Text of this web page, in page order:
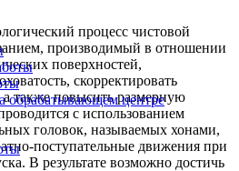
обрабатывающем центре
процесс чистовой
производимый в отношении
поверхностей,
скорректировать
также повысить размерную
с использованием
головок, называемых хонами,
поступательные движения при
В результате возможно достичь